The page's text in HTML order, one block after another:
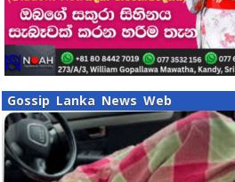
Gossip Lanka News Web